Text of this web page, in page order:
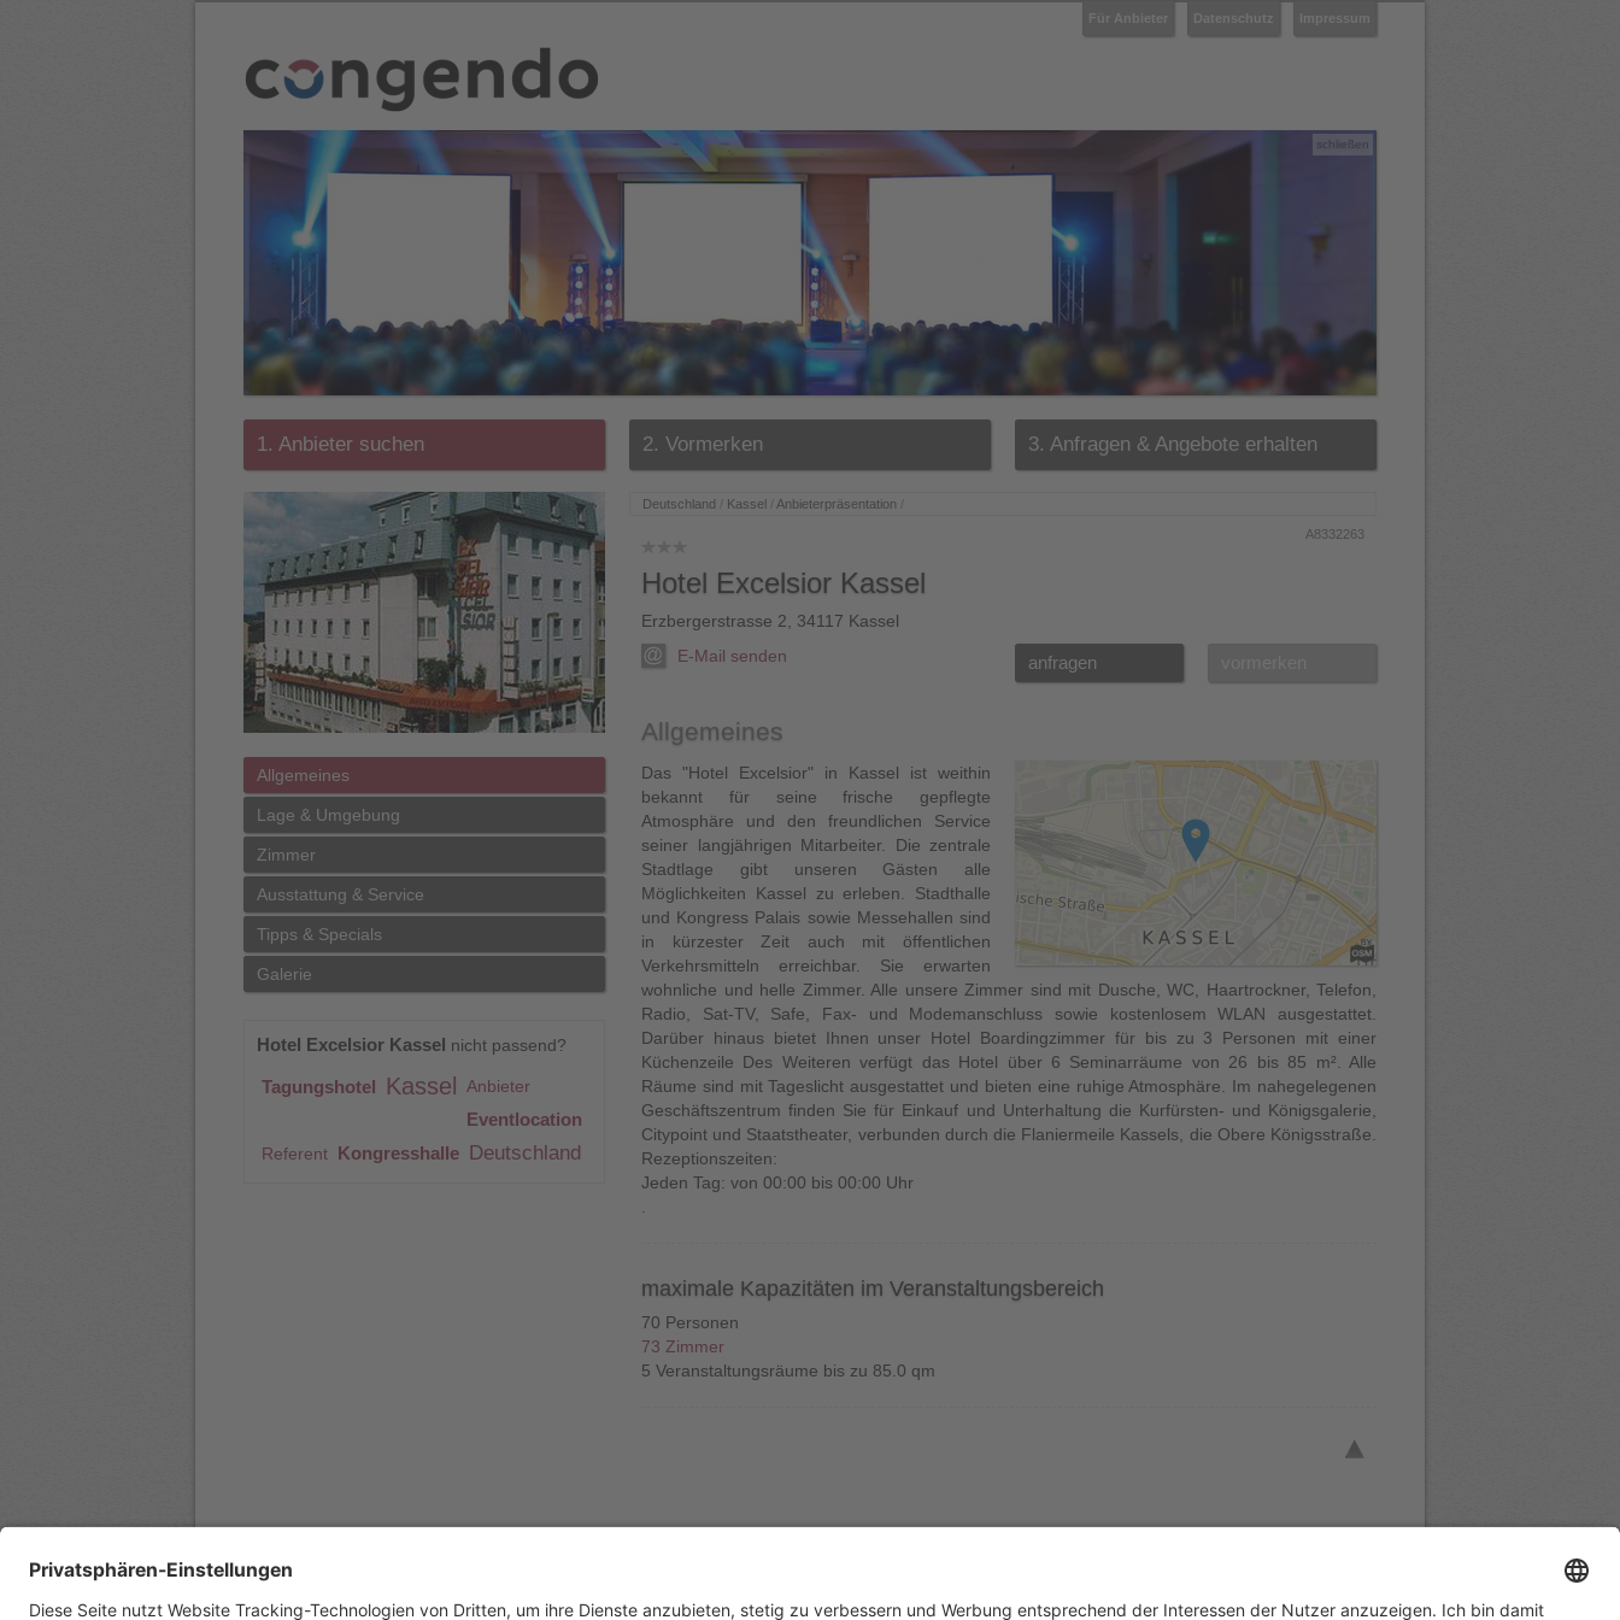
Für Anbieter Datenschutz Impressum
schließen
1. Anbieter suchen 2. Vormerken 3. Anfragen & Angebote erhalten
Allgemeines
Lage & Umgebung
Zimmer
Ausstattung & Service
Tipps & Specials
Galerie
Hotel Excelsior Kassel nicht passend?
Tagungshotel Kassel Anbieter
Eventlocation
Referent Kongresshalle Deutschland
Deutschland / Kassel / Anbieterpräsentation /
A8332263
Hotel Excelsior Kassel
Erzbergerstrasse 2 34117 Kassel
E-Mail senden
anfragen
Allgemeines
Das "Hotel Excelsior" in Kassel ist weithin
bekannt für seine frische gepflegte
Atmosphäre und den freundlichen Service
seiner langjährigen Mitarbeiter. Die zentrale
Stadtlage gibt unseren Gästen alle
Möglichkeiten Kassel zu erleben. Stadthalle
und Kongress Palais sowie Messehallen sind
in kürzester Zeit auch mit öffentlichen
Verkehrsmitteln erreichbar. Sie erwarten
wohnliche und helle Zimmer. Alle unsere Zimmer sind mit Dusche, WC, Haartrockner, Telefon,
Radio, Sat-TV, Safe, Fax- und Modemanschluss sowie kostenlosem WLAN ausgestattet.
Darüber hinaus bietet Ihnen unser Hotel Boardingzimmer für bis zu 3 Personen mit einer
Küchenzeile Des Weiteren verfügt das Hotel über 6 Seminarräume von 26 bis 85 m². Alle
Räume sind mit Tageslicht ausgestattet und bieten eine ruhige Atmosphäre. Im nahegelegenen
Geschäftszentrum finden Sie für Einkauf und Unterhaltung die Kurfürsten- und Königsgalerie,
Citypoint und Staatstheater, verbunden durch die Flaniermeile Kassels, die Obere Königsstraße.
Rezeptionszeiten:
Jeden Tag: von 00:00 bis 00:00 Uhr
maximale Kapazitäten im Veranstaltungsbereich
70 Personen
73 Zimmer
5 Veranstaltungsräume bis zu 85.0 qm